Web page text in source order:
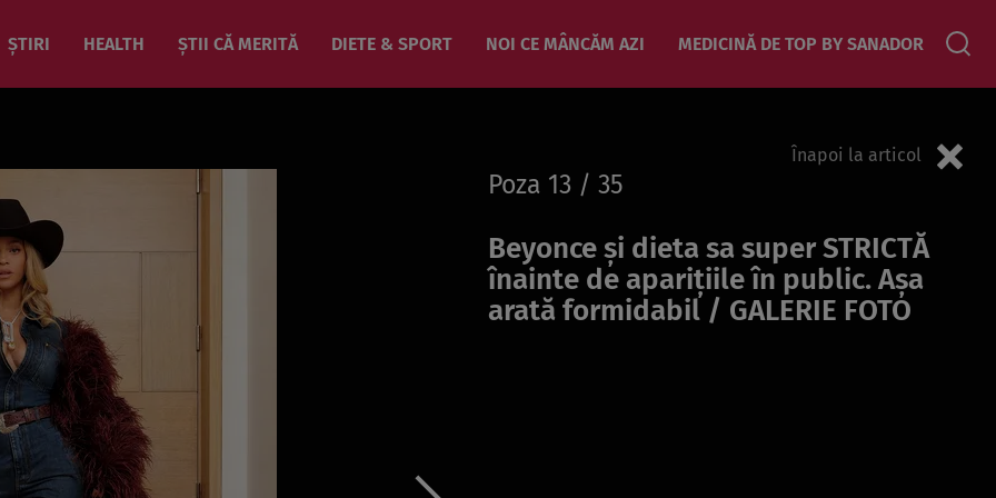
ȘTIRI HEALTH ȘTII CĂ MERITĂ DIETE & SPORT NOI CE MÂNCĂM AZI MEDICINĂ DE TOP BY SANADOR
Înapoi la articol
Poza 13 / 35
Beyonce și dieta sa super STRICTĂ
înainte de aparițiile în public. Așa
arată formidabil / GALERIE FOTO